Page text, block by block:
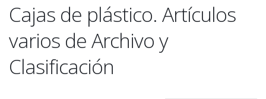
Cajas de plástico. Artículos
varios de Archivo y
Clasificación